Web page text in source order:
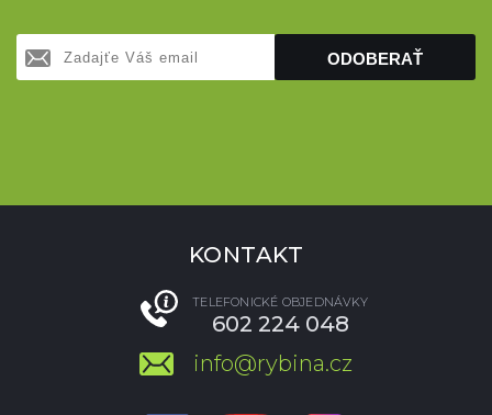
ODOBERAŤ
KONTAKT
TELEFONICKÉ OBJEDNÁVKY
602 224 048
info@rybina.cz